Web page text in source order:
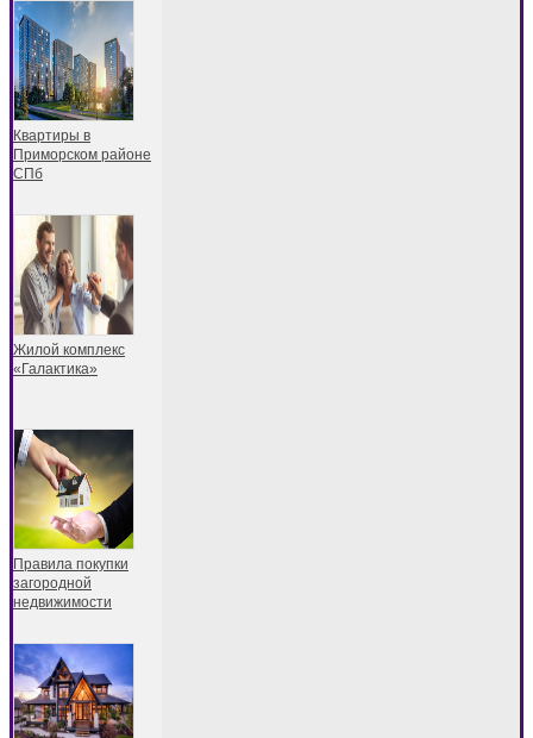
Квартиры в
Приморском районе
СПб
Жилой комплекс
«Галактика»
Правила покупки
загородной
недвижимости